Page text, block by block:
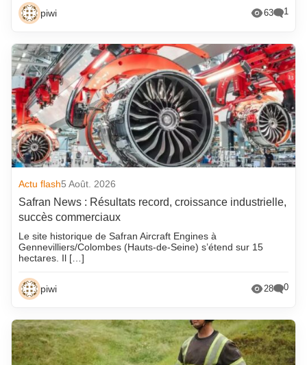
piwi 63 1
Actu flash5 Août. 2026
Safran News : Résultats record, croissance industrielle,
succès commerciaux
Le site historique de Safran Aircraft Engines à
Gennevilliers/Colombes (Hauts-de-Seine) s’étend sur 15
hectares. Il […]
piwi 28 0